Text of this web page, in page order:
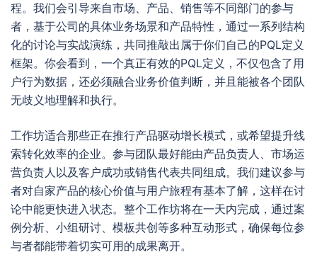
程。我们会引导来自市场、产品、销售等不同部门的参与
者，基于公司的具体业务场景和产品特性，通过一系列结构
化的讨论与实战演练，共同推敲出属于你们自己的PQL定义
框架。你会看到，一个真正有效的PQL定义，不仅包含了用
户行为数据，还必须融合业务价值判断，并且能被各个团队
无歧义地理解和执行。
工作坊适合那些正在推行产品驱动增长模式，或希望提升线
索转化效率的企业。参与团队最好能由产品负责人、市场运
营负责人以及客户成功或销售代表共同组成。我们建议参与
者对自家产品的核心价值与用户旅程有基本了解，这样在讨
论中能更快进入状态。整个工作坊将在一天内完成，通过案
例分析、小组研讨、模板共创等多种互动形式，确保每位参
与者都能带着切实可用的成果离开。